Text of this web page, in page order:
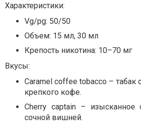
Характеристики:
Vg/pg: 50/50
Объем: 15 мл, 30 мл
Крепость никотина: 10–70 мг
Вкусы:
Caramel coffee tobacco – табак
крепкого кофе.
Cherry captain – изысканное
сочной вишней.